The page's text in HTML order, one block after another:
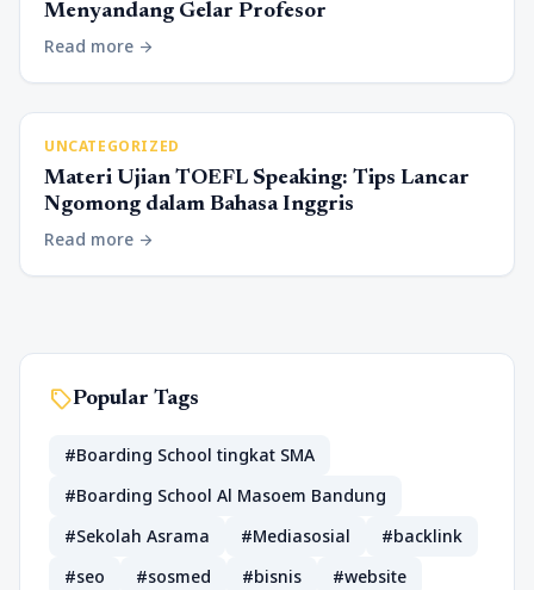
Menyandang Gelar Profesor
Read more arrow_forward
UNCATEGORIZED
Materi Ujian TOEFL Speaking: Tips Lancar
Ngomong dalam Bahasa Inggris
Read more arrow_forward
sellPopular Tags
#Boarding School tingkat SMA
#Boarding School Al Masoem Bandung
#Sekolah Asrama
#Mediasosial
#backlink
#seo
#sosmed #bisnis
#website